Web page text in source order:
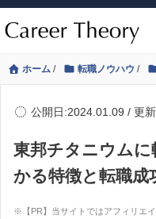
ホーム / 転職ノウハウ /
公開日:2024.01.09 / 更
東邦チタニウム
かる特徴と転職成